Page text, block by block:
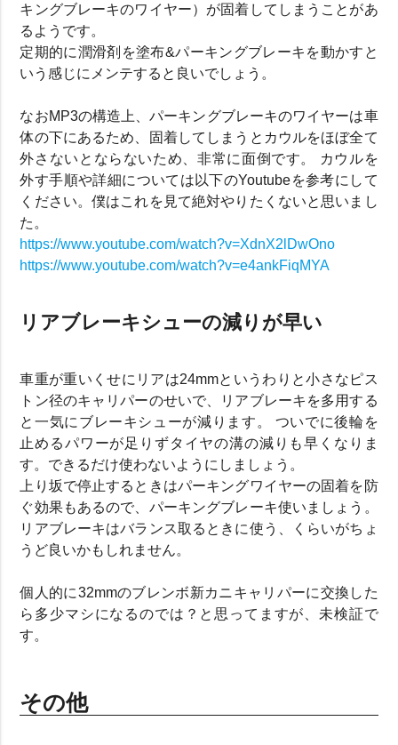
キングブレーキのワイヤー）が固着してしまうことがあ
るようです。
定期的に潤滑剤を塗布&パーキングブレーキを動かすと
いう感じにメンテすると良いでしょう。
なおMP3の構造上、パーキングブレーキのワイヤーは車
体の下にあるため、固着してしまうとカウルをほぼ全て
外さないとならないため、非常に面倒です。 カウルを
外す手順や詳細については以下のYoutubeを参考にして
ください。僕はこれを見て絶対やりたくないと思いまし
た。
https://www.youtube.com/watch?v=XdnX2lDwOno
https://www.youtube.com/watch?v=e4ankFiqMYA
リアブレーキシューの減りが早い
車重が重いくせにリアは24mmというわりと小さなピス
トン径のキャリパーのせいで、リアブレーキを多用する
と一気にブレーキシューが減ります。 ついでに後輪を
止めるパワーが足りずタイヤの溝の減りも早くなりま
す。できるだけ使わないようにしましょう。
上り坂で停止するときはパーキングワイヤーの固着を防
ぐ効果もあるので、パーキングブレーキ使いましょう。
リアブレーキはバランス取るときに使う、くらいがちょ
うど良いかもしれません。
個人的に32mmのブレンボ新カニキャリパーに交換した
ら多少マシになるのでは？と思ってますが、未検証で
す。
その他